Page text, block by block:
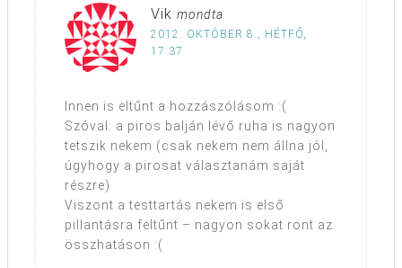
Vik mondta
2012. OKTÓBER 8., HÉTFŐ,
17:37
Innen is eltűnt a hozzászólásom :(
Szóval: a piros balján lévő ruha is nagyon
tetszik nekem (csak nekem nem állna jól,
úgyhogy a pirosat választanám saját
részre)
Viszont a testtartás nekem is első
pillantásra feltűnt – nagyon sokat ront az
összhatáson :(